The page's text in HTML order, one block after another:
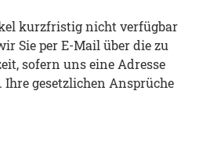
kurzfristig nicht verfügbar
Sie per E-Mail über die zu
sofern uns eine Adresse
gesetzlichen Ansprüche